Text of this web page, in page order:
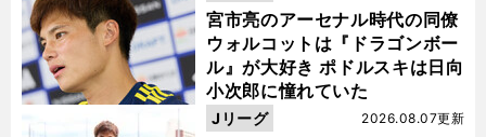
宮市亮のアーセナル時代の同僚
ウォルコットは『ドラゴンボー
ル』が大好き ポドルスキは日向
小次郎に憧れていた
2026.08.07更新
Jリーグ